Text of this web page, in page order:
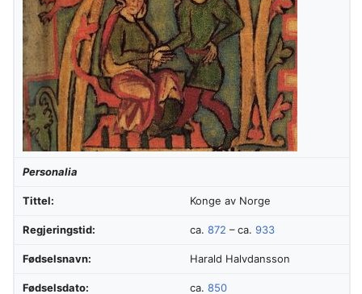
Personalia
Tittel: Konge av Norge
Regjeringstid: ca. 872 – ca. 933
Fødselsnavn: Harald Halvdansson
Fødselsdato: ca. 850